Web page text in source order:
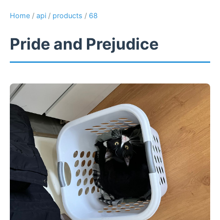
Home / api / products / 68
Pride and Prejudice